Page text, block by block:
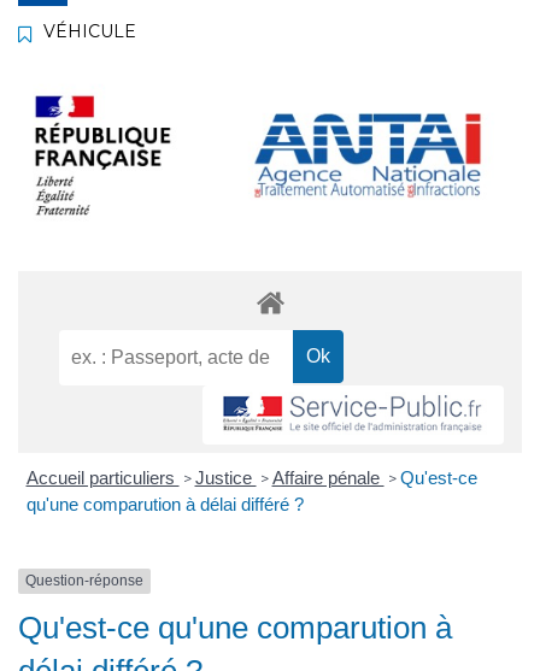
VÉHICULE
Accueil particuliers > Justice > Affaire pénale > Qu'est-ce
qu'une comparution à délai différé ?
Question-réponse
Qu'est-ce qu'une comparution à